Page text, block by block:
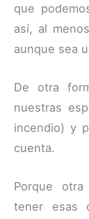
que
así, al
aunque sea
De otra
nuestras
incendio) y
cuenta.
Porque
tener esas